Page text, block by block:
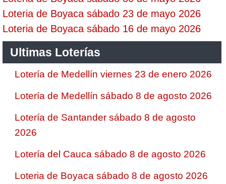
Loteria de Boyaca sábado 23 de mayo 2026
Loteria de Boyaca sábado 16 de mayo 2026
Ultimas Loterías
Lotería de Medellín viernes 23 de enero 2026
Lotería de Medellín sábado 8 de agosto 2026
Lotería de Santander sábado 8 de agosto
2026
Lotería del Cauca sábado 8 de agosto 2026
Loteria de Boyaca sábado 8 de agosto 2026